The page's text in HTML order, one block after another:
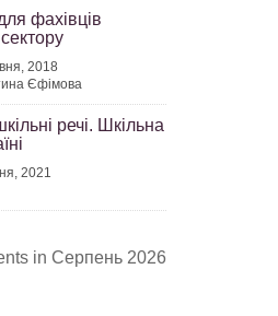
фахівців
2018
Єфімова
речі. Шкільна
2021
in Серпень 2026